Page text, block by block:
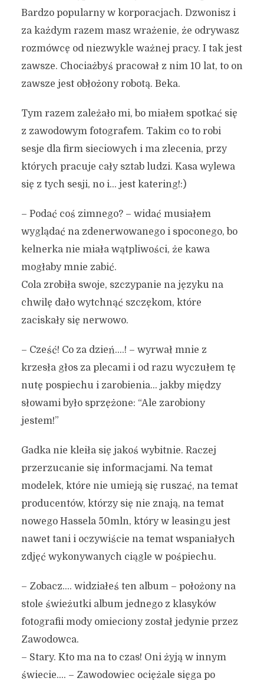
Bardzo popularny w korporacjach. Dzwonisz i
za każdym razem masz wrażenie, że odrywasz
rozmówcę od niezwykle ważnej pracy. I tak jest
zawsze. Chociażbyś pracował z nim 10 lat, to on
zawsze jest obłożony robotą. Beka.
Tym razem zależało mi, bo miałem spotkać się
z zawodowym fotografem. Takim co to robi
sesje dla firm sieciowych i ma zlecenia, przy
których pracuje cały sztab ludzi. Kasa wylewa
się z tych sesji, no i… jest katering!:)
– Podać coś zimnego? – widać musiałem
wyglądać na zdenerwowanego i spoconego, bo
kelnerka nie miała wątpliwości, że kawa
mogłaby mnie zabić.
Cola zrobiła swoje, szczypanie na języku na
chwilę dało wytchnąć szczękom, które
zaciskały się nerwowo.
– Cześć! Co za dzień….! – wyrwał mnie z
krzesła głos za plecami i od razu wyczułem tę
nutę pospiechu i zarobienia… jakby między
słowami było sprzężone: “Ale zarobiony
jestem!”
Gadka nie kleiła się jakoś wybitnie. Raczej
przerzucanie się informacjami. Na temat
modelek, które nie umieją się ruszać, na temat
producentów, którzy się nie znają, na temat
nowego Hassela 50mln, który w leasingu jest
nawet tani i oczywiście na temat wspaniałych
zdjęć wykonywanych ciągle w pośpiechu.
– Zobacz…. widziałeś ten album – położony na
stole świeżutki album jednego z klasyków
fotografii mody omieciony został jedynie przez
Zawodowca.
– Stary. Kto ma na to czas! Oni żyją w innym
świecie…. – Zawodowiec ociężale sięga po